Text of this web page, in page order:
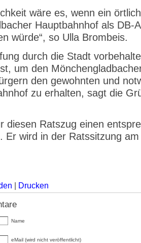
wäre es, wenn ein
Hauptbahnhof als DB-
würde“, so Ulla Brombeis.
durch die Stadt
um den
den gewohnten und
zu erhalten, sagt die
diesen Ratszug einen
Er wird in der Ratssitzung
Drucken
Name
eMail (wird nicht veröffentlicht)